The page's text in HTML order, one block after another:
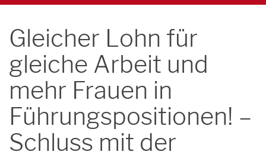
Gleicher Lohn für
gleiche Arbeit und
mehr Frauen in
Führungspositionen! –
Schluss mit der